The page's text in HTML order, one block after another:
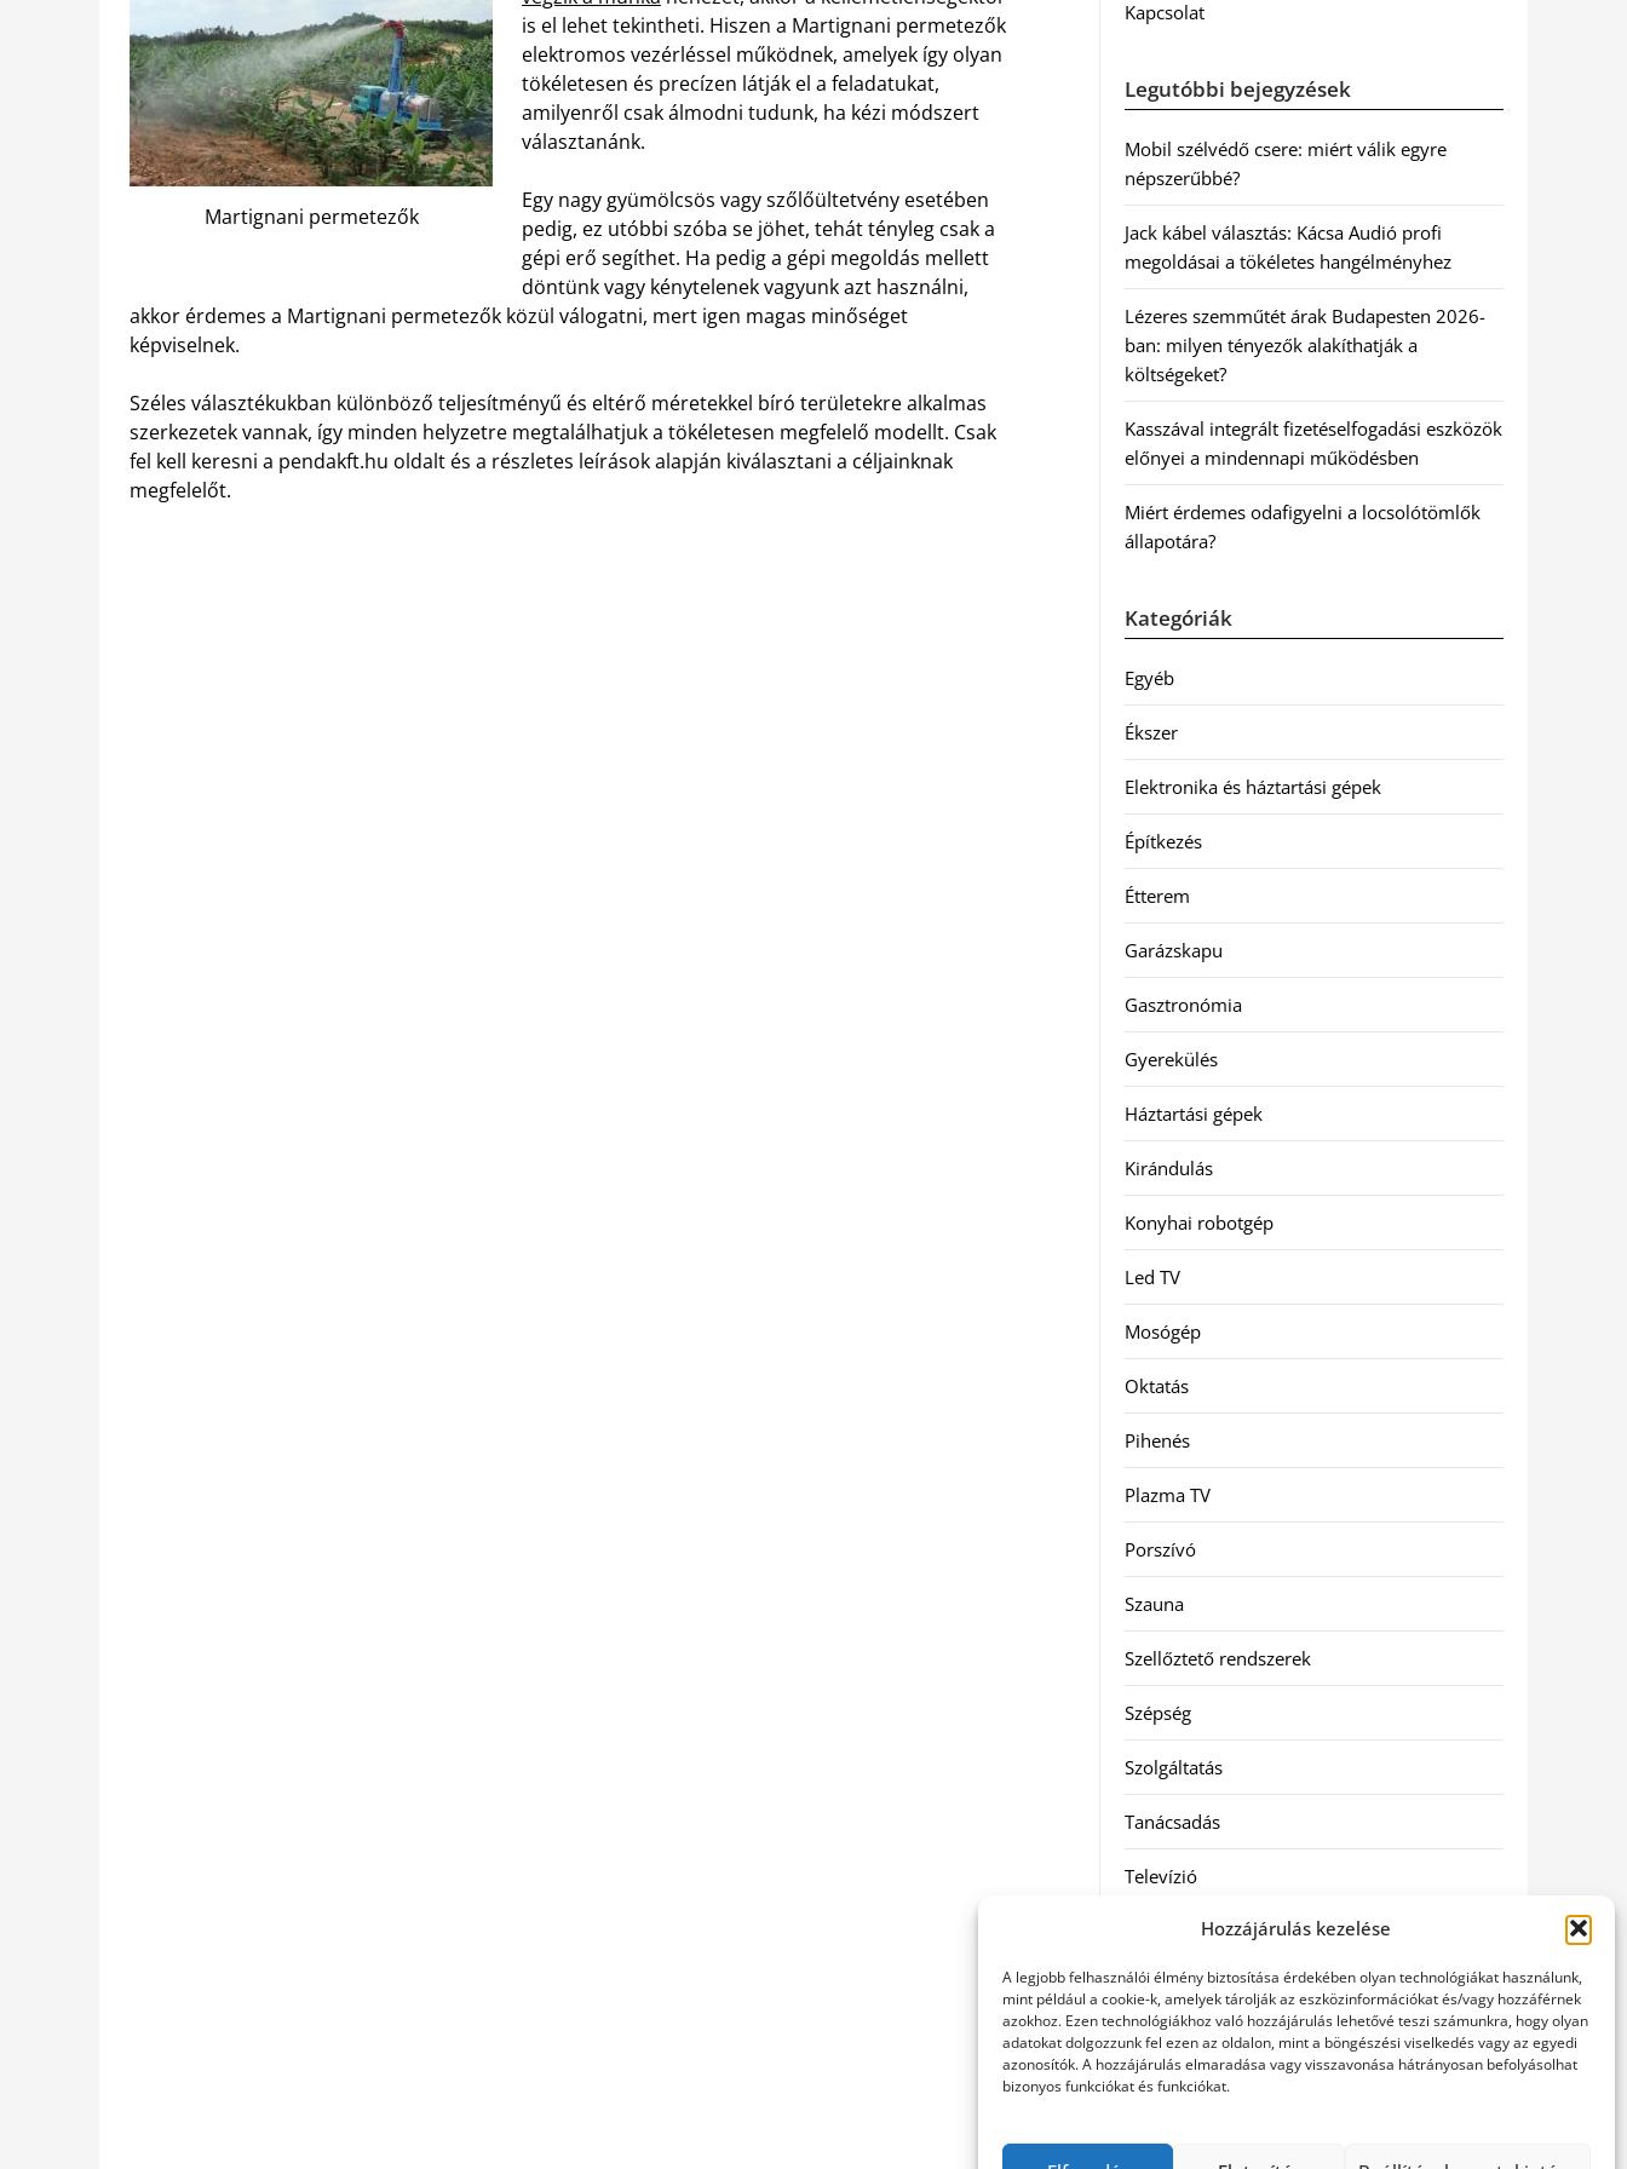
Hozzájárulás kezelése
A legjobb felhasználói élmény biztosítása érdekében olyan technológiákat használunk,
mint például a cookie-k, amelyek tárolják az eszközinformációkat és/vagy hozzáférnek
azokhoz. Ezen technológiákhoz való hozzájárulás lehetővé teszi számunkra, hogy olyan
adatokat dolgozzunk fel ezen az oldalon, mint a böngészési viselkedés vagy az egyedi
azonosítók. A hozzájárulás elmaradása vagy visszavonása hátrányosan befolyásolhat
bizonyos funkciókat és funkciókat.
Martignani permetezők
is el lehet tekintheti. Hiszen a Martignani permetezők
elektromos vezérléssel működnek, amelyek így olyan
tökéletesen és precízen látják el a feladatukat,
amilyenről csak álmodni tudunk, ha kézi módszert
választanánk.
Egy nagy gyümölcsös vagy szőlőültetvény esetében
pedig, ez utóbbi szóba se jöhet, tehát tényleg csak a
gépi erő segíthet. Ha pedig a gépi megoldás mellett
döntünk vagy kénytelenek vagyunk azt használni,
akkor érdemes a Martignani permetezők közül válogatni, mert igen magas minőséget
képviselnek.
Széles választékukban különböző teljesítményű és eltérő méretekkel bíró területekre alkalmas
szerkezetek vannak, így minden helyzetre megtalálhatjuk a tökéletesen megfelelő modellt. Csak
fel kell keresni a pendakft.hu oldalt és a részletes leírások alapján kiválasztani a céljainknak
megfelelőt.
Kapcsolat
Legutóbbi bejegyzések
Mobil szélvédő csere: miért válik egyre
népszerűbbé?
Jack kábel választás: Kácsa Audió profi
megoldásai a tökéletes hangélményhez
Lézeres szemműtét árak Budapesten 2026-
ban: milyen tényezők alakíthatják a
költségeket?
Kasszával integrált fizetéselfogadási eszközök
előnyei a mindennapi működésben
Miért érdemes odafigyelni a locsolótömlők
állapotára?
Kategóriák
Egyéb
Ékszer
Elektronika és háztartási gépek
Építkezés
Étterem
Garázskapu
Gasztronómia
Gyerekülés
Háztartási gépek
Kirándulás
Konyhai robotgép
Led TV
Mosógép
Oktatás
Pihenés
Plazma TV
Porszívó
Szauna
Szellőztető rendszerek
Szépség
Szolgáltatás
Tanácsadás
Televízió
Webshop
Címkék